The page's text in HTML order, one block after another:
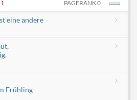
1 PAGERANK 0
eine andere
Frühling